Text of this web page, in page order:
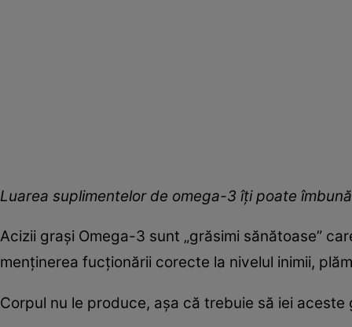
Luarea suplimentelor de omega-3 îți poate
Acizii grași Omega-3 sunt „grăsimi sănătoase”
menținerea fucționării corecte la nivelul inimii,
Corpul nu le produce, așa că trebuie să iei